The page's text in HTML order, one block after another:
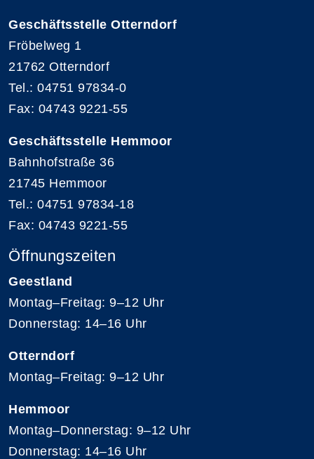
Geschäftsstelle Otterndorf
Fröbelweg 1
21762 Otterndorf
Tel.: 04751 97834-0
Fax: 04743 9221-55
Geschäftsstelle Hemmoor
Bahnhofstraße 36
21745 Hemmoor
Tel.: 04751 97834-18
Fax: 04743 9221-55
Öffnungszeiten
Geestland
Montag–Freitag: 9–12 Uhr
Donnerstag: 14–16 Uhr
Otterndorf
Montag–Freitag: 9–12 Uhr
Hemmoor
Montag–Donnerstag: 9–12 Uhr
Donnerstag: 14–16 Uhr